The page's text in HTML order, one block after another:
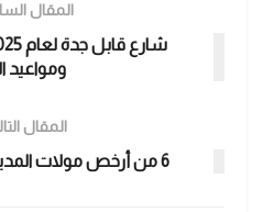
المقال
ومواعيد
المقال
6 من أرخص مولات المدينة المنورة لعام 2025